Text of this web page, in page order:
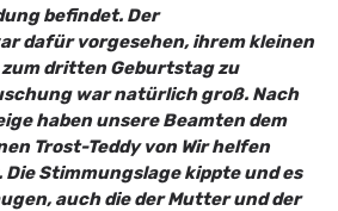
befindet. Der
dafür vorgesehen, ihrem kleinen
zum dritten Geburtstag zu
war natürlich groß. Nach
haben unsere Beamten dem
Trost-Teddy von Wir helfen
Stimmungslage kippte und es
auch die der Mutter und der